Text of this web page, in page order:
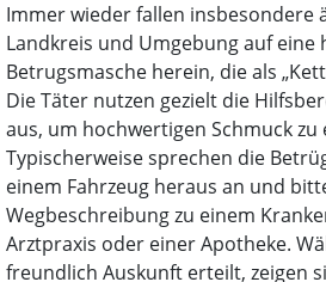
Immer wieder fallen insbesondere
Landkreis und Umgebung auf
Betrugsmasche herein, die als
Die Täter nutzen gezielt die
aus, um hochwertigen Schmuck zu
Typischerweise sprechen die
einem Fahrzeug heraus an und
Wegbeschreibung zu einem
Arztpraxis oder einer Apotheke.
freundlich Auskunft erteilt, zeigen